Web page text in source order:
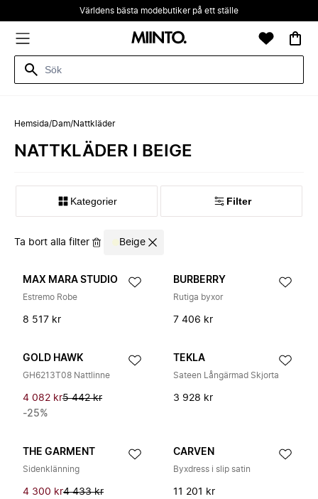
Världens bästa modebutiker på ett ställe
Hemsida/Dam/Nattkläder
NATTKLÄDER I BEIGE
Kategorier Filter
Ta bort alla filter Beige
MAX MARA STUDIO
Estremo Robe
8 517 kr
BURBERRY
Rutiga byxor
7 406 kr
GOLD HAWK
GH6213T08 Nattlinne
4 082 kr5 442 kr
-25%
TEKLA
Sateen Långärmad Skjorta
3 928 kr
THE GARMENT
Sidenklänning
4 300 kr4 433 kr
CARVEN
Byxdress i slip satin
11 201 kr